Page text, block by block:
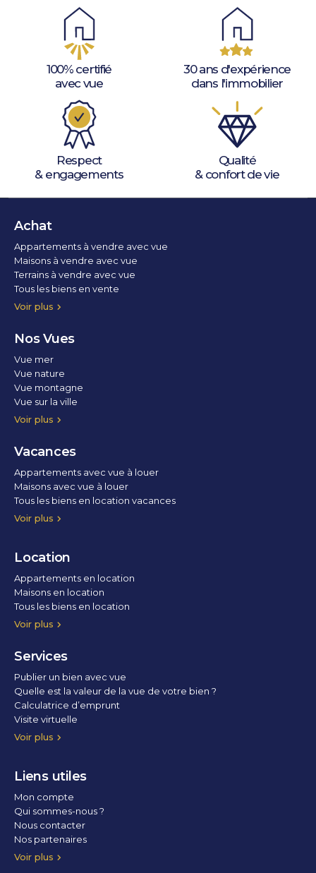
100% certifié
avec vue
30 ans d'expérience
dans l'immobilier
Respect
& engagements
Qualité
& confort de vie
Achat
Voir plus
Appartements à vendre avec vue
Maisons à vendre avec vue
Terrains à vendre avec vue
Tous les biens en vente
Nos Vues
Voir plus
Vue mer
Vue nature
Vue montagne
Vue sur la ville
Vue parc
Vue fleuve
Vue lac
Vue marina / port
Vacances
Voir plus
Appartements avec vue à louer
Maisons avec vue à louer
Tous les biens en location vacances
Location
Voir plus
Appartements en location
Maisons en location
Tous les biens en location
Services
Voir plus
Publier un bien avec vue
Quelle est la valeur de la vue de votre bien ?
Calculatrice d’emprunt
Visite virtuelle
Home staging
Liens utiles
Voir plus
Mon compte
Qui sommes-nous ?
Nous contacter
Nos partenaires
Conditions Générales d’Utilisation
Politique de confidentialité
Politique des cookies